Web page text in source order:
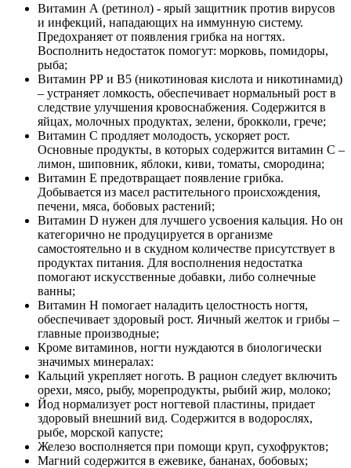
Витамин А (ретинол) - ярый защитник против вирусов
и инфекций, нападающих на иммунную систему.
Предохраняет от появления грибка на ногтях.
Восполнить недостаток помогут: морковь, помидоры,
рыба;
Витамин РР и В5 (никотиновая кислота и никотинамид)
– устраняет ломкость, обеспечивает нормальный рост в
следствие улучшения кровоснабжения. Содержится в
яйцах, молочных продуктах, зелени, брокколи, грече;
Витамин С продляет молодость, ускоряет рост.
Основные продукты, в которых содержится витамин С –
лимон, шиповник, яблоки, киви, томаты, смородина;
Витамин Е предотвращает появление грибка.
Добывается из масел растительного происхождения,
печени, мяса, бобовых растений;
Витамин D нужен для лучшего усвоения кальция. Но он
категорично не продуцируется в организме
самостоятельно и в скудном количестве присутствует в
продуктах питания. Для восполнения недостатка
помогают искусственные добавки, либо солнечные
ванны;
Витамин Н помогает наладить целостность ногтя,
обеспечивает здоровый рост. Яичный желток и грибы –
главные производные;
Кроме витаминов, ногти нуждаются в биологически
значимых минералах:
Кальций укрепляет ноготь. В рацион следует включить
орехи, мясо, рыбу, морепродукты, рыбий жир, молоко;
Йод нормализует рост ногтевой пластины, придает
здоровый внешний вид. Содержится в водорослях,
рыбе, морской капусте;
Железо восполняется при помощи круп, сухофруктов;
Магний содержится в ежевике, бананах, бобовых;